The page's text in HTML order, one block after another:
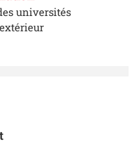
universités